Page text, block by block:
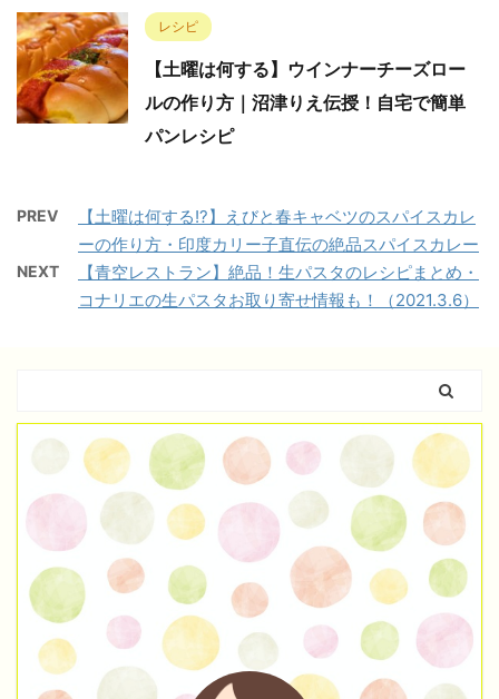
レシピ
【土曜は何する】ウインナーチーズロー
ルの作り方｜沼津りえ伝授！自宅で簡単
パンレシピ
PREV
【土曜は何する!?】えびと春キャベツのスパイスカレ
ーの作り方・印度カリー子直伝の絶品スパイスカレー
NEXT
【青空レストラン】絶品！生パスタのレシピまとめ・
コナリエの生パスタお取り寄せ情報も！（2021.3.6）